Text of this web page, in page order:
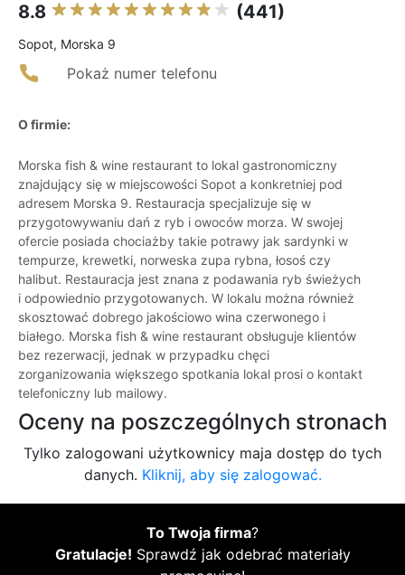
8.8 (441)
Sopot, Morska 9
Pokaż numer telefonu
O firmie:
Morska fish & wine restaurant to lokal gastronomiczny
znajdujący się w miejscowości Sopot a konkretniej pod
adresem Morska 9. Restauracja specjalizuje się w
przygotowywaniu dań z ryb i owoców morza. W swojej
ofercie posiada chociażby takie potrawy jak sardynki w
tempurze, krewetki, norweska zupa rybna, łosoś czy
halibut. Restauracja jest znana z podawania ryb świeżych
i odpowiednio przygotowanych. W lokalu można również
skosztować dobrego jakościowo wina czerwonego i
białego. Morska fish & wine restaurant obsługuje klientów
bez rezerwacji, jednak w przypadku chęci
zorganizowania większego spotkania lokal prosi o kontakt
telefoniczny lub mailowy.
Oceny na poszczególnych stronach
Tylko zalogowani użytkownicy maja dostęp do tych
danych. Kliknij, aby się zalogować.
To Twoja firma?
Gratulacje! Sprawdź jak odebrać materiały